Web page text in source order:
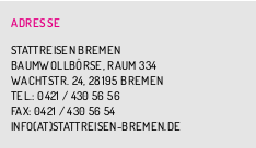
ADRESSE
STATTREISEN BREMEN
BAUMWOLLBÖRSE, RAUM 334
WACHTSTR. 24, 28195 BREMEN
TEL.: 0421 / 430 56 56
FAX: 0421 / 430 56 54
INFO(AT)STATTREISEN-BREMEN.DE